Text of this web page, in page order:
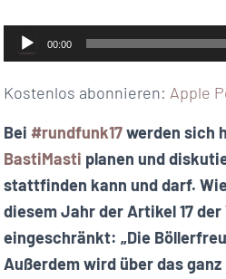
Audio-
Player
00:00
Kostenlos abonnieren: Apple
Bei #rundfunk17werden sich
BastiMasti planen und
stattfinden kann und darf.
diesem Jahr der Artikel 17
eingeschränkt: „Die
Außerdem wird über das